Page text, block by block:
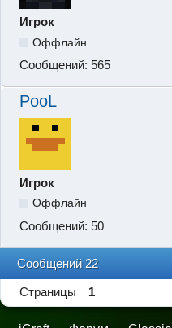
Игрок
Оффлайн
Сообщений: 565
PooL
Игрок
Оффлайн
Сообщений: 50
Сообщений 22
Страницы 1